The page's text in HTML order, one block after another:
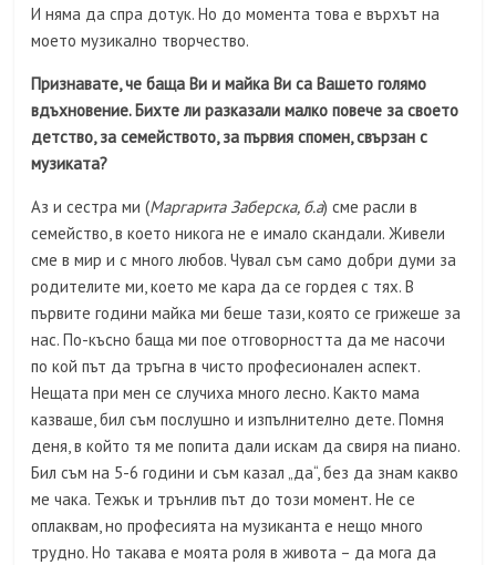
И няма да спра дотук. Но до момента това е върхът на
моето музикално творчество.
Признавате, че баща Ви и майка Ви са Вашето голямо
вдъхновение. Бихте ли разказалималкоповече за своето
детство, за семейството, за първия спомен, свързан с
музиката?
Аз и сестра ми (Маргарита Заберска, б.а) сме расли в
семейство, в което никога не е имало скандали. Живели
сме в мир и с много любов. Чувал съм само добри думи за
родителите ми, което ме кара да се гордея с тях. В
първите години майка ми беше тази, която се грижеше за
нас. По-късно баща ми пое отговорността да ме насочи
по кой път да тръгна в чисто професионален аспект.
Нещата при мен се случиха много лесно. Както мама
казваше, бил съм послушно и изпълнително дете. Помня
деня, в който тя ме попита дали искам да свиря на пиано.
Бил съм на 5-6 години и съм казал „да“, без да знам какво
ме чака. Тежък и трънлив път до този момент. Не се
оплаквам, но професията на музиканта е нещо много
трудно. Но такава е моята роля в живота – да мога да